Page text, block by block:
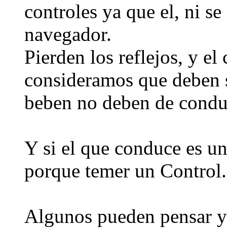
controles ya que el, ni
navegador.
Pierden los reflejos, y
consideramos que
beben no deben de
Y si el que conduce es
porque temer un Control.
Algunos pueden pensar